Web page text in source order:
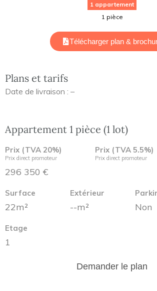
1 appartement
1 pièce
Télécharger plan &
Plans et tarifs
Date de livraison : –
Appartement 1 pièce (1 lot)
Prix (TVA 20%)
Prix direct promoteur
296 350 €
Prix (TVA 5.5%)
Prix direct promoteur
Surface
22m²
Extérieur
--m² Non
Etage
1
Demander le plan